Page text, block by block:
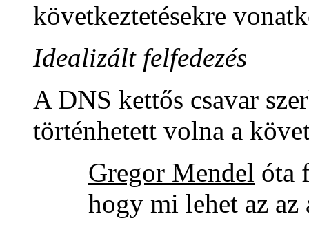
következtetésekre
Idealizált felfedezés
A DNS kettős csavar
történhetett volna a
Gregor Mendel óta
hogy mi lehet az az